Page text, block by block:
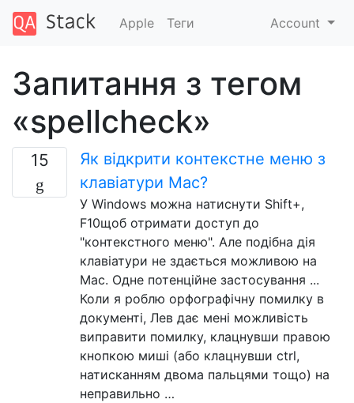
Apple Теги Account
Запитання з тегом
«spellcheck»
15
Як відкрити контекстне меню з
клавіатури Mac?
У Windows можна натиснути Shift+,
F10щоб отримати доступ до
"контекстного меню". Але подібна дія
клавіатури не здається можливою на
Mac. Одне потенційне застосування ...
Коли я роблю орфографічну помилку в
документі, Лев дає мені можливість
виправити помилку, клацнувши правою
кнопкою миші (або клацнувши ctrl,
натисканням двома пальцями тощо) на
неправильно …